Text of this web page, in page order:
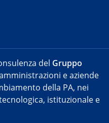
del Gruppo
e aziende
della PA, nei
istituzionale e